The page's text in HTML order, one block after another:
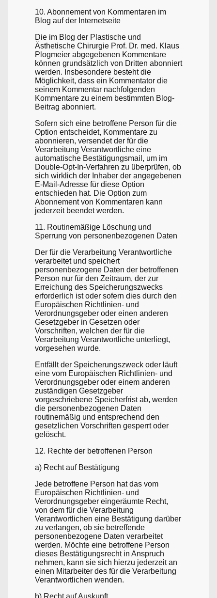
10. Abonnement von Kommentaren im
Blog auf der Internetseite
Die im Blog der Plastische und
Ästhetische Chirurgie Prof. Dr. med. Klaus
Plogmeier abgegebenen Kommentare
können grundsätzlich von Dritten abonniert
werden. Insbesondere besteht die
Möglichkeit, dass ein Kommentator die
seinem Kommentar nachfolgenden
Kommentare zu einem bestimmten Blog-
Beitrag abonniert.
Sofern sich eine betroffene Person für die
Option entscheidet, Kommentare zu
abonnieren, versendet der für die
Verarbeitung Verantwortliche eine
automatische Bestätigungsmail, um im
Double-Opt-In-Verfahren zu überprüfen, ob
sich wirklich der Inhaber der angegebenen
E-Mail-Adresse für diese Option
entschieden hat. Die Option zum
Abonnement von Kommentaren kann
jederzeit beendet werden.
11. Routinemäßige Löschung und
Sperrung von personenbezogenen Daten
Der für die Verarbeitung Verantwortliche
verarbeitet und speichert
personenbezogene Daten der betroffenen
Person nur für den Zeitraum, der zur
Erreichung des Speicherungszwecks
erforderlich ist oder sofern dies durch den
Europäischen Richtlinien- und
Verordnungsgeber oder einen anderen
Gesetzgeber in Gesetzen oder
Vorschriften, welchen der für die
Verarbeitung Verantwortliche unterliegt,
vorgesehen wurde.
Entfällt der Speicherungszweck oder läuft
eine vom Europäischen Richtlinien- und
Verordnungsgeber oder einem anderen
zuständigen Gesetzgeber
vorgeschriebene Speicherfrist ab, werden
die personenbezogenen Daten
routinemäßig und entsprechend den
gesetzlichen Vorschriften gesperrt oder
gelöscht.
12. Rechte der betroffenen Person
a) Recht auf Bestätigung
Jede betroffene Person hat das vom
Europäischen Richtlinien- und
Verordnungsgeber eingeräumte Recht,
von dem für die Verarbeitung
Verantwortlichen eine Bestätigung darüber
zu verlangen, ob sie betreffende
personenbezogene Daten verarbeitet
werden. Möchte eine betroffene Person
dieses Bestätigungsrecht in Anspruch
nehmen, kann sie sich hierzu jederzeit an
einen Mitarbeiter des für die Verarbeitung
Verantwortlichen wenden.
b) Recht auf Auskunft